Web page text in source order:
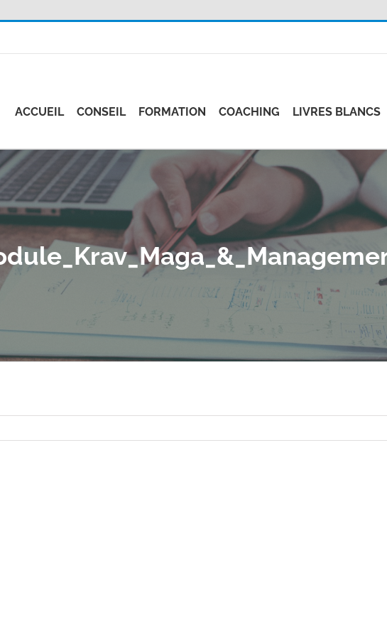
ACCUEIL CONSEIL FORMATION COACHING LIVRES BLANCS